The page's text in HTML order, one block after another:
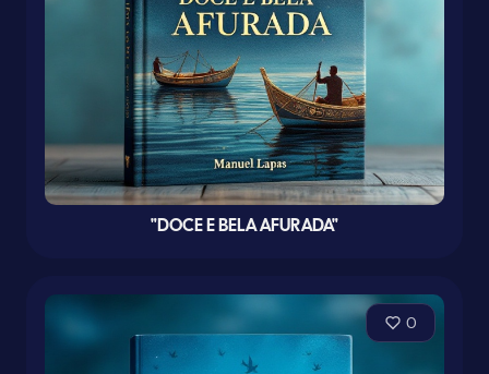
"DOCE E BELA AFURADA"
0